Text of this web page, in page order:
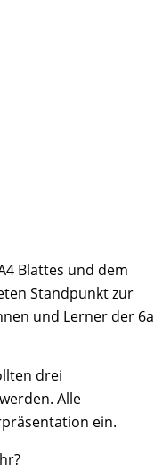
Blattes und dem
Standpunkt zur
und Lerner der 6a
drei
Alle
ein.